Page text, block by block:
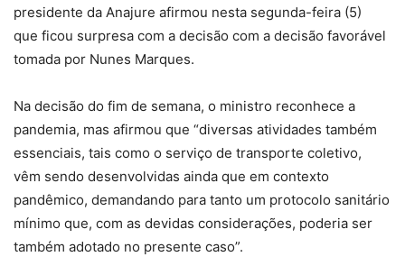
presidente da Anajure afirmou nesta segunda-feira (5)
que ficou surpresa com a decisão com a decisão favorável
tomada por Nunes Marques.
Na decisão do fim de semana, o ministro reconhece a
pandemia, mas afirmou que “diversas atividades também
essenciais, tais como o serviço de transporte coletivo,
vêm sendo desenvolvidas ainda que em contexto
pandêmico, demandando para tanto um protocolo sanitário
mínimo que, com as devidas considerações, poderia ser
também adotado no presente caso”.